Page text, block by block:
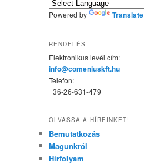
Powered by Translate
RENDELÉS
Elektronikus levél cím:
info@comeniuskft.hu
Telefon:
+36-26-631-479
OLVASSA A HÍREINKET!
Bemutatkozás
Magunkról
Hírfolyam